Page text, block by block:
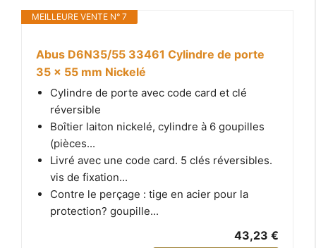
MEILLEURE VENTE N° 7
Abus D6N35/55 33461 Cylindre de porte
35 x 55 mm Nickelé
Cylindre de porte avec code card et clé
réversible
Boîtier laiton nickelé, cylindre à 6 goupilles
(pièces...
Livré avec une code card. 5 clés réversibles.
vis de fixation...
Contre le perçage : tige en acier pour la
protection? goupille...
43,23 €